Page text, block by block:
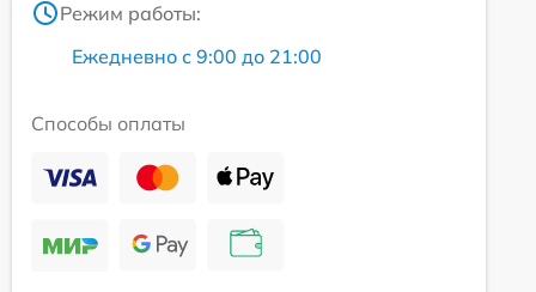
Режим работы:
Ежедневно с 9:00 до 21:00
Способы оплаты